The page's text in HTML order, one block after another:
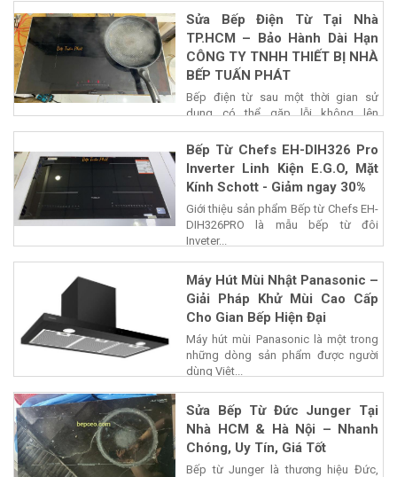
Sửa Bếp Điện Từ Tại Nhà
TP.HCM – Bảo Hành Dài Hạn
CÔNG TY TNHH THIẾT BỊ NHÀ
BẾP TUẤN PHÁT
Bếp điện từ sau một thời gian sử
dụng có thể gặp lỗi không lên
nguồn,...
Bếp Từ Chefs EH-DIH326 Pro
Inverter Linh Kiện E.G.O, Mặt
Kính Schott - Giảm ngay 30%
Giới thiệu sản phẩm Bếp từ Chefs EH-
DIH326PRO là mẫu bếp từ đôi
Inveter...
Máy Hút Mùi Nhật Panasonic –
Giải Pháp Khử Mùi Cao Cấp
Cho Gian Bếp Hiện Đại
Máy hút mùi Panasonic là một trong
những dòng sản phẩm được người
dùng Việt...
Sửa Bếp Từ Đức Junger Tại
Nhà HCM & Hà Nội – Nhanh
Chóng, Uy Tín, Giá Tốt
Bếp từ Junger là thương hiệu Đức,